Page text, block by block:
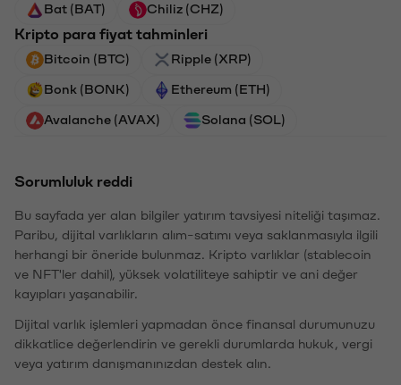
Bat (BAT) Chiliz (CHZ)
Kripto para fiyat tahminleri
Bitcoin (BTC) Ripple (XRP)
Bonk (BONK) Ethereum (ETH)
Avalanche (AVAX) Solana (SOL)
Sorumluluk reddi
Bu sayfada yer alan bilgiler yatırım tavsiyesi niteliği taşımaz.
Paribu, dijital varlıkların alım-satımı veya saklanmasıyla ilgili
herhangi bir öneride bulunmaz. Kripto varlıklar (stablecoin
ve NFT'ler dahil), yüksek volatiliteye sahiptir ve ani değer
kayıpları yaşanabilir.
Dijital varlık işlemleri yapmadan önce finansal durumunuzu
dikkatlice değerlendirin ve gerekli durumlarda hukuk, vergi
veya yatırım danışmanınızdan destek alın.